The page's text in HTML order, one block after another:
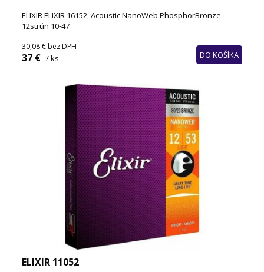
ELIXIR ELIXIR 16152, Acoustic NanoWeb PhosphorBronze
12strún 10-47
30,08 € bez DPH
37 € / ks DO KOŠÍKA
ELIXIR 11052